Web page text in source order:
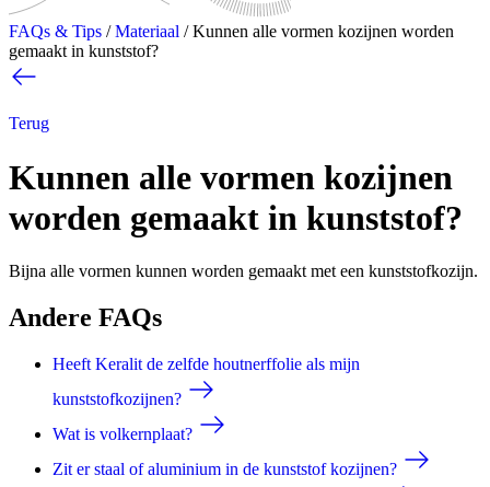
FAQs & Tips / Materiaal / Kunnen alle vormen kozijnen worden
gemaakt in kunststof?
Terug
Kunnen alle vormen kozijnen
worden gemaakt in kunststof?
Bijna alle vormen kunnen worden gemaakt met een kunststofkozijn.
Andere FAQs
Heeft Keralit de zelfde houtnerffolie als mijn
kunststofkozijnen?
Wat is volkernplaat?
Zit er staal of aluminium in de kunststof kozijnen?